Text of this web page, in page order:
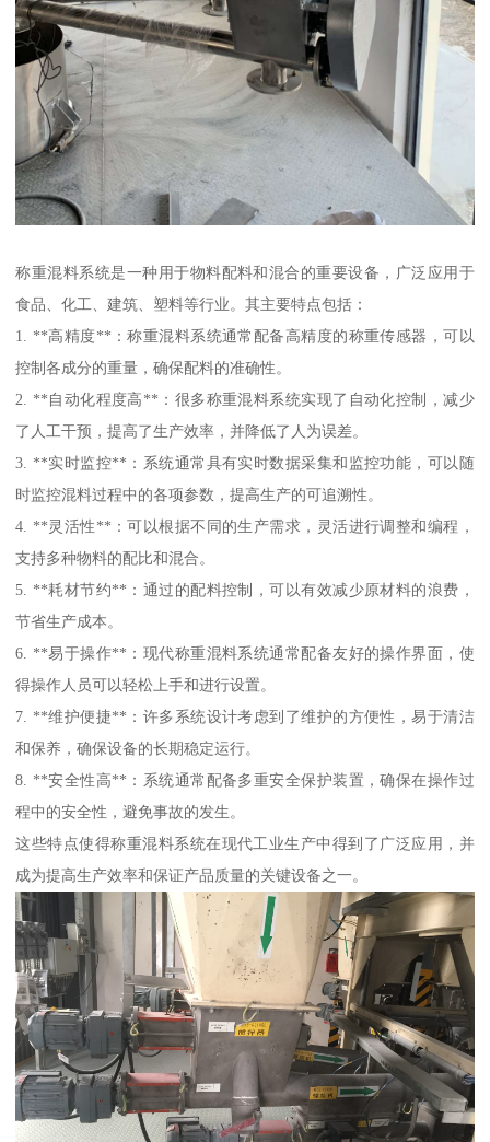
称重混料系统是一种用于物料配料和混合的重要设备，广泛应用于
食品、化工、建筑、塑料等行业。其主要特点包括：
1. **高精度**：称重混料系统通常配备高精度的称重传感器，可以
控制各成分的重量，确保配料的准确性。
2. **自动化程度高**：很多称重混料系统实现了自动化控制，减少
了人工干预，提高了生产效率，并降低了人为误差。
3. **实时监控**：系统通常具有实时数据采集和监控功能，可以随
时监控混料过程中的各项参数，提高生产的可追溯性。
4. **灵活性**：可以根据不同的生产需求，灵活进行调整和编程，
支持多种物料的配比和混合。
5. **耗材节约**：通过的配料控制，可以有效减少原材料的浪费，
节省生产成本。
6. **易于操作**：现代称重混料系统通常配备友好的操作界面，使
得操作人员可以轻松上手和进行设置。
7. **维护便捷**：许多系统设计考虑到了维护的方便性，易于清洁
和保养，确保设备的长期稳定运行。
8. **安全性高**：系统通常配备多重安全保护装置，确保在操作过
程中的安全性，避免事故的发生。
这些特点使得称重混料系统在现代工业生产中得到了广泛应用，并
成为提高生产效率和保证产品质量的关键设备之一。